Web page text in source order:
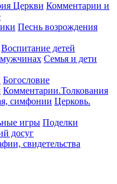
Церкви Комментарии и
Песнь возрождения
Воспитание детей
Семья и дети
Богословие
Комментарии.Толкования
симфонии Церковь.
игры Поделки
досуг
свидетельства